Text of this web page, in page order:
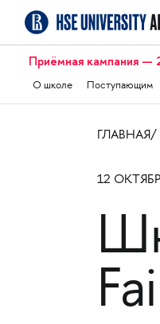
Приёмная кампания —
О школе Поступающим
ГЛАВНАЯ
12